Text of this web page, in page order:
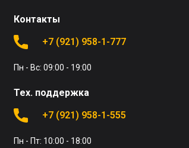
Контакты
+7 (921) 958-1-777
Пн - Вс: 09:00 - 19:00
Тех. поддержка
+7 (921) 958-1-555
Пн - Пт: 10:00 - 18:00